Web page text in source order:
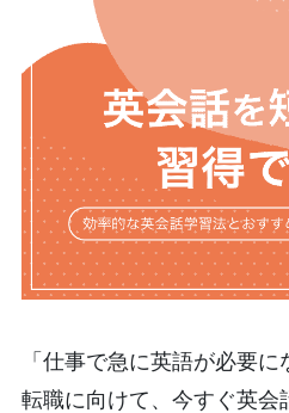
「仕事で急に英語が必要
転職に向けて、今すぐ英会